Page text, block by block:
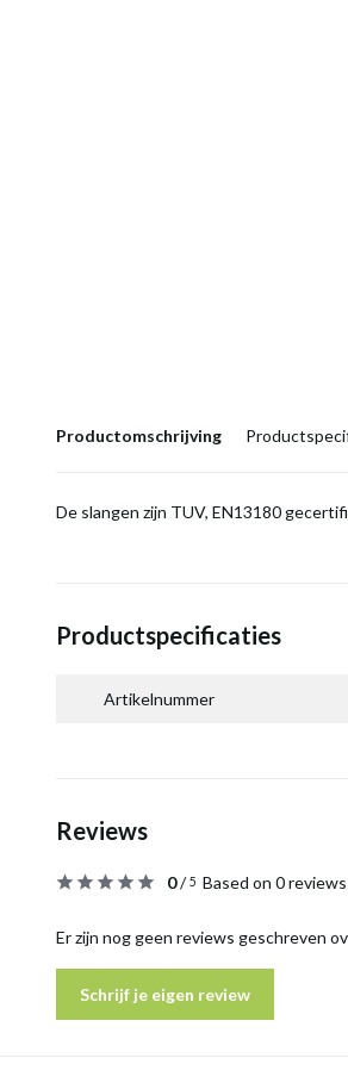
Productomschrijving
De slangen zijn TUV, EN13180
Productspecificaties
Artikelnummer
Reviews
0/5 Based on 0 reviews
Er zijn nog geen reviews geschreven
Schrijf je eigen review